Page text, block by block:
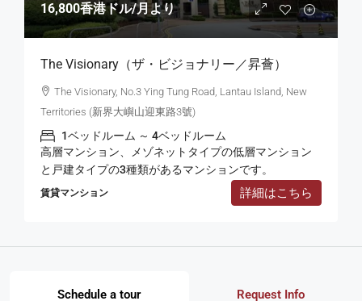
16,800香港ドル/月より
The Visionary（ザ・ビジョナリー／昇薈）
The Visionary, No.3 Ying Tung Road, Lantau Island, New
Territories (新界大嶼山迎東路3號)
1ベッドルーム ～ 4ベッドルーム
高層マンション、メゾネットタイプの低層マンション
と戸建タイプの3種類があるマンションです。
賃貸マンション 詳細はこちら
Schedule a tour Request Info